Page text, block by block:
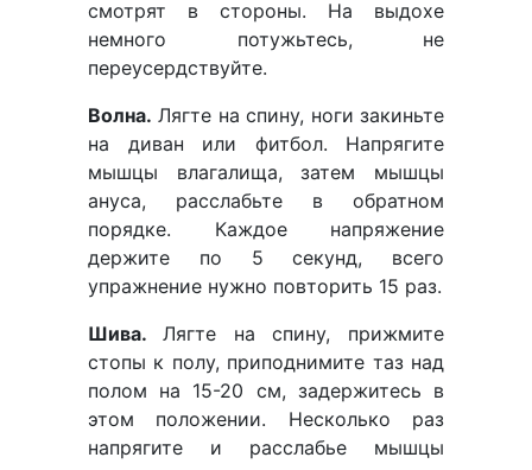
смотрят в стороны. На выдохе
немного потужьтесь, не
переусердствуйте.
Волна. Лягте на спину, ноги закиньте
на диван или фитбол. Напрягите
мышцы влагалища, затем мышцы
ануса, расслабьте в обратном
порядке. Каждое напряжение
держите по 5 секунд, всего
упражнение нужно повторить 15 раз.
Шива. Лягте на спину, прижмите
стопы к полу, приподнимите таз над
полом на 15-20 см, задержитесь в
этом положении. Несколько раз
напрягите и расслабье мышцы